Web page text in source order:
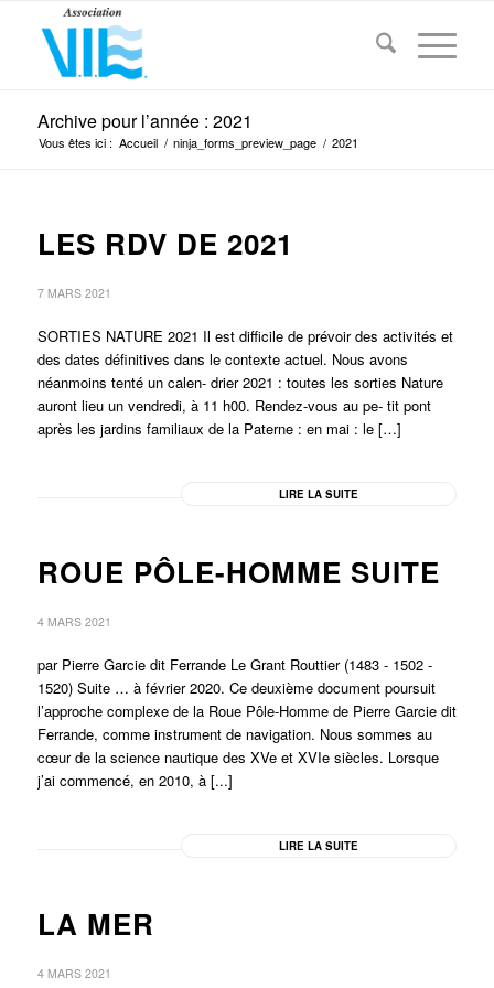
Archive pour l’année : 2021
Vous êtes ici : Accueil / ninja_forms_preview_page / 2021
LES RDV DE 2021
7 MARS 2021
SORTIES NATURE 2021 Il est difficile de prévoir des activités et
des dates définitives dans le contexte actuel. Nous avons
néanmoins tenté un calen- drier 2021 : toutes les sorties Nature
auront lieu un vendredi, à 11 h00. Rendez-vous au pe- tit pont
après les jardins familiaux de la Paterne : en mai : le […]
LIRE LA SUITE
ROUE PÔLE-HOMME SUITE
4 MARS 2021
par Pierre Garcie dit Ferrande Le Grant Routtier (1483 - 1502 -
1520) Suite … à février 2020. Ce deuxième document poursuit
l’approche complexe de la Roue Pôle-Homme de Pierre Garcie dit
Ferrande, comme instrument de navigation. Nous sommes au
cœur de la science nautique des XVe et XVIe siècles. Lorsque
j’ai commencé, en 2010, à [...]
LIRE LA SUITE
LA MER
4 MARS 2021